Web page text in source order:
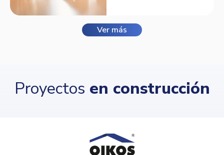
Ver más
Proyectos en construcción